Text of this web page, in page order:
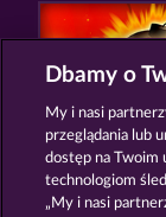
EXPLODIAC
Dbamy o
My i nasi
przeglądania lub
dostęp na Twoim
technologiom
„My i nasi